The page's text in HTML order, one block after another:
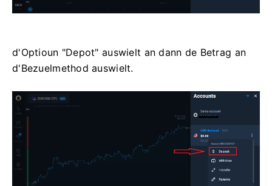
d'Optioun "Depot" auswielt an dann de Betrag an
d'Bezuelmethod auswielt.